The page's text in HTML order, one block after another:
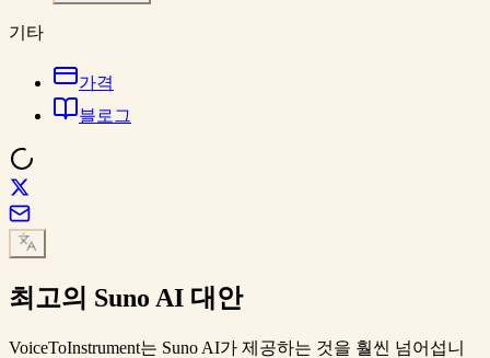
기타
가격
블로그
최고의 Suno AI 대안
VoiceToInstrument는 Suno AI가 제공하는 것을 훨씬 넘어섭니